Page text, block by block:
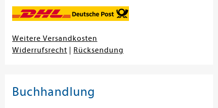
Weitere Versandkosten
Widerrufsrecht
Rücksendung
Buchhandlung